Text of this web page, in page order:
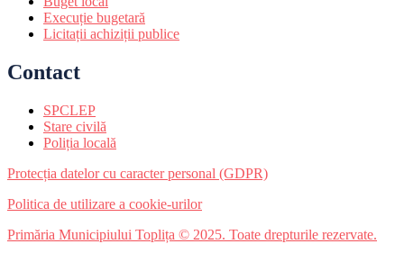
Execuție bugetară
Licitații achiziții publice
Contact
SPCLEP
Stare civilă
Poliția locală
Protecția datelor cu caracter personal (GDPR)
Politica de utilizare a cookie-urilor
Primăria Municipiului Toplița © 2025. Toate drepturile rezervate.